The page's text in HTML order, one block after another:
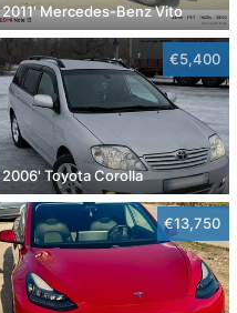
2011' Mercedes-Benz Vito
€5,400
2006' Toyota Corolla
€13,750